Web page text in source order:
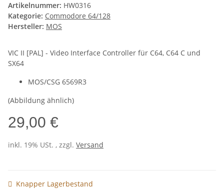
Artikelnummer: HW0316
Kategorie: Commodore 64/128
Hersteller: MOS
VIC II [PAL] - Video Interface Controller für C64, C64 C und
SX64
MOS/CSG 6569R3
(Abbildung ähnlich)
29,00 €
inkl. 19% USt. , zzgl. Versand
Knapper Lagerbestand